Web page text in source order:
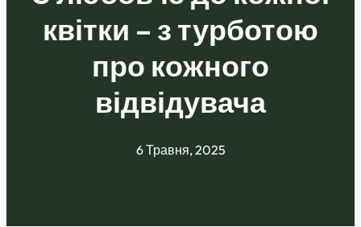
квітки – з турботою
про кожного
відвідувача
6 Травня, 2025